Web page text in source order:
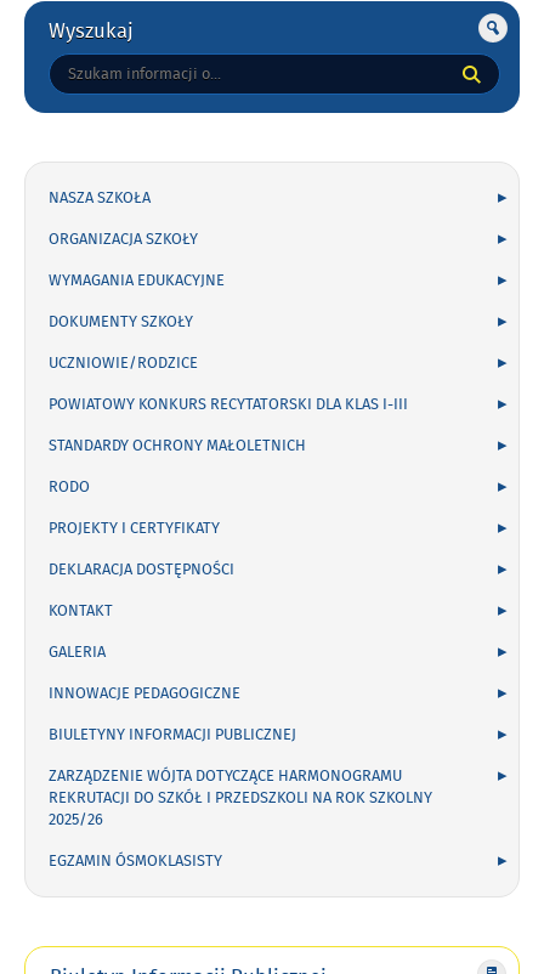
Gorne
Wyszukaj
Tutaj
wpisz
NASZA SZKOŁA
ORGANIZACJA SZKOŁY
WYMAGANIA EDUKACYJNE
DOKUMENTY SZKOŁY
UCZNIOWIE/RODZICE
POWIATOWY KONKURS RECYTATORSKI DLA KLAS I-III
STANDARDY OCHRONY MAŁOLETNICH
RODO
PROJEKTY I CERTYFIKATY
DEKLARACJA DOSTĘPNOŚCI
KONTAKT
GALERIA
INNOWACJE PEDAGOGICZNE
BIULETYNY INFORMACJI PUBLICZNEJ
ZARZĄDZENIE WÓJTA DOTYCZĄCE HARMONOGRAMU
REKRUTACJI DO SZKÓŁ I PRZEDSZKOLI NA ROK SZKOLNY
2025/26
EGZAMIN ÓSMOKLASISTY